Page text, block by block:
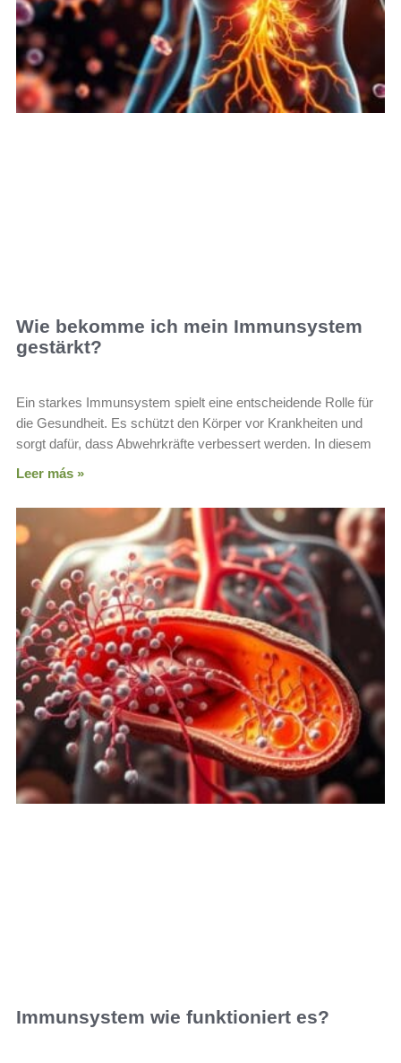
Wie bekomme ich mein Immunsystem
gestärkt?
Ein starkes Immunsystem spielt eine entscheidende Rolle für
die Gesundheit. Es schützt den Körper vor Krankheiten und
sorgt dafür, dass Abwehrkräfte verbessert werden. In diesem
Leer más »
Immunsystem wie funktioniert es?